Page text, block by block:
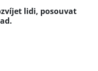
lidi, posouvat